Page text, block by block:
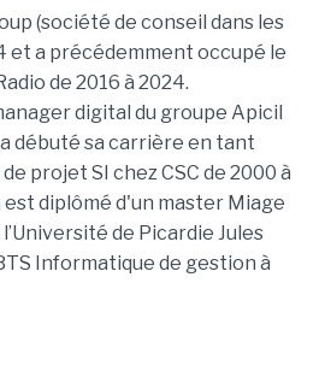
(société de conseil dans les
et a précédemment occupé le
de 2016 à 2024.
digital du groupe Apicil
débuté sa carrière en tant
projet SI chez CSC de 2000 à
est diplômé d'un master Miage
de Picardie Jules
Informatique de gestion à